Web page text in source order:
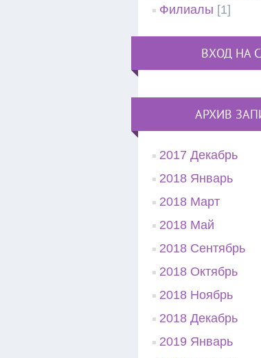
Филиалы [1]
ВХОД НА
АРХИВ
2017 Декабрь
2018 Январь
2018 Март
2018 Май
2018 Сентябрь
2018 Октябрь
2018 Ноябрь
2018 Декабрь
2019 Январь